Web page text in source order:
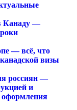
Канаду —
— всё, что
визы
россиян —
и
оформления